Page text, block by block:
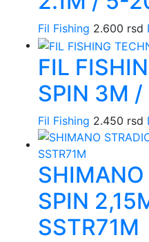
Fil Fishing 2.600 rsd
FIL
SPIN 3M
Fil Fishing 2.450 rsd
SPIN
SSTR71M